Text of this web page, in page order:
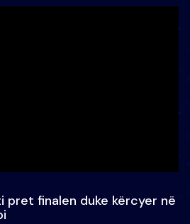
pret finalen duke kërcyer në